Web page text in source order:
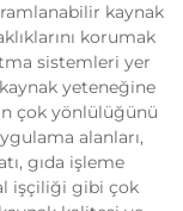
kaynak
korumak
sistemleri yer
yeteneğine
çok yönlülüğünü
alanları,
gıda işleme
işçiliği gibi çok